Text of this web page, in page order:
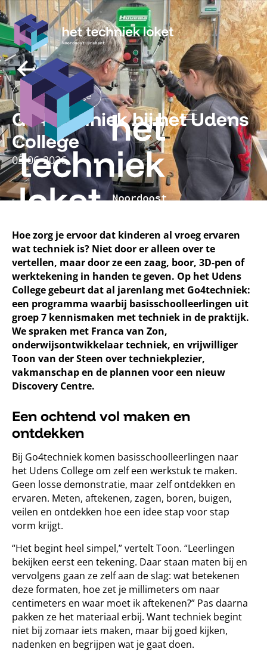
Udens College
Go4Techniek bij het Udens
College
03 -06-2026
Hoe zorg je ervoor dat kinderen al vroeg ervaren
wat techniek is? Niet door er alleen over te
vertellen, maar door ze een zaag, boor, 3D-pen of
werktekening in handen te geven. Op het Udens
College gebeurt dat al jarenlang met Go4techniek:
een programma waarbij basisschoolleerlingen uit
groep 7 kennismaken met techniek in de praktijk.
We spraken met Franca van Zon,
onderwijsontwikkelaar techniek, en vrijwilliger
Toon van der Steen over techniekplezier,
vakmanschap en de plannen voor een nieuw
Discovery Centre.
Een ochtend vol maken en
ontdekken
Bij Go4techniek komen basisschoolleerlingen naar
het Udens College om zelf een werkstuk te maken.
Geen losse demonstratie, maar zelf ontdekken en
ervaren. Meten, aftekenen, zagen, boren, buigen,
veilen en ontdekken hoe een idee stap voor stap
vorm krijgt.
“Het begint heel simpel,” vertelt Toon. “Leerlingen
bekijken eerst een tekening. Daar staan maten bij en
vervolgens gaan ze zelf aan de slag: wat betekenen
deze formaten, hoe zet je millimeters om naar
centimeters en waar moet ik aftekenen?” Pas daarna
pakken ze het materiaal erbij. Want techniek begint
niet bij zomaar iets maken, maar bij goed kijken,
nadenken en begrijpen wat je gaat doen.